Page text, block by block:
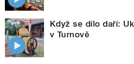
Když se dílo daří:
v Turnově